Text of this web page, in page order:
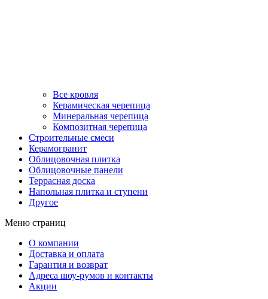
Все кровля
Керамическая черепица
Минеральная черепица
Композитная черепица
Строительные смеси
Керамогранит
Облицовочная плитка
Облицовочные панели
Террасная доска
Напольная плитка и ступени
Другое
Меню страниц
О компании
Доставка и оплата
Гарантия и возврат
Адреса шоу-румов и контакты
Акции